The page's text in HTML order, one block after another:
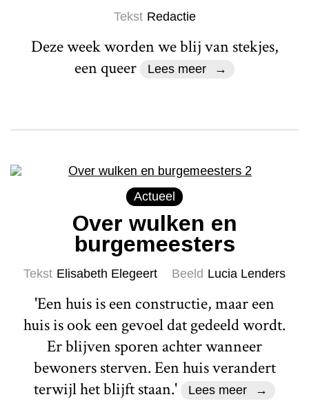
Tekst Redactie
Deze week worden we blij van stekjes,
een queer
Lees meer
Actueel
Over wulken en
burgemeesters
Tekst Elisabeth Elegeert Beeld Lucia Lenders
'Een huis is een constructie, maar een
huis is ook een gevoel dat gedeeld wordt.
Er blijven sporen achter wanneer
bewoners sterven. Een huis verandert
terwijl het blijft staan.'
Lees meer